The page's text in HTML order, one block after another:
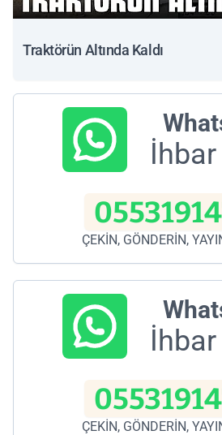
Traktörün Altında Kaldı
İhbar
ÇEKİN, GÖNDERİN,
İhbar
ÇEKİN, GÖNDERİN,